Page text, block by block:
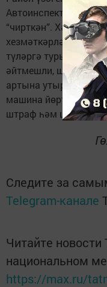
Автоинспекторлар
“чирткән”. Хәзер
хезмәткәрләре
түләргә туры
әйтмешли, шул ук
артына утырган
машина йөртү
штраф һәм
Следите за
Telegram-канале
Читайте новости
национальном
https://max.ru/